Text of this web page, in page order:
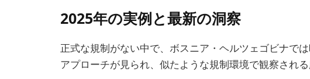
2025年の実例と最新の洞察
正式な規制がない中で、ボスニア・ヘルツェゴビナで
アプローチが見られ、似たような規制環境で観察され